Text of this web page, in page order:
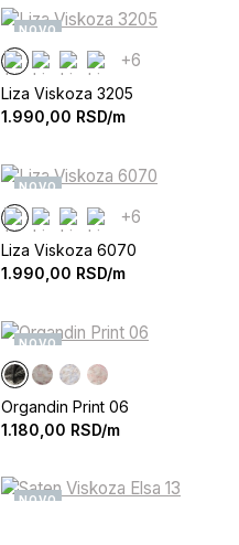
NOVO
+6
Liza Viskoza 3205
1.990,00 RSD/m
NOVO
+6
Liza Viskoza 6070
1.990,00 RSD/m
NOVO
Organdin Print 06
1.180,00 RSD/m
NOVO